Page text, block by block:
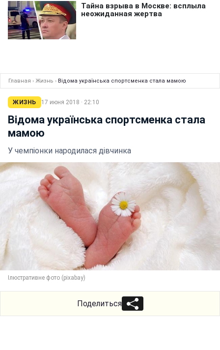
Главная › Жизнь › Відома українська спортсменка стала мамою
ЖИЗНЬ 17 июня 2018 · 22:10
Відома українська спортсменка стала
мамою
У чемпіонки народилася дівчинка
Ілюстративне фото (pixabay)
Поделиться